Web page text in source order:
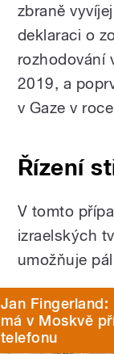
zbraně
deklaraci o
rozhodování
2019, a
v Gaze v
Řízení
V tomto
izraelských
umožňuje
Jan Fingerland:
má v Moskvě
telefonu